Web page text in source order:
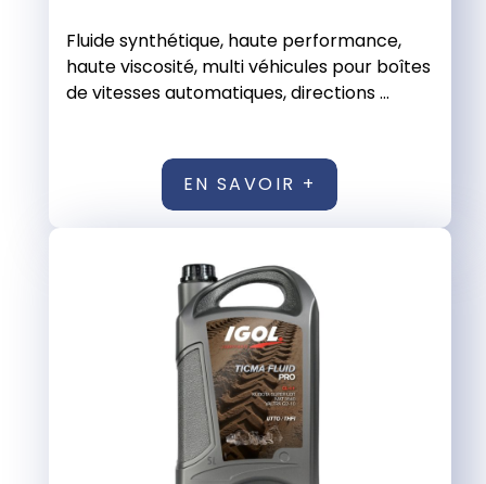
Fluide synthétique, haute performance,
haute viscosité, multi véhicules pour boîtes
de vitesses automatiques, directions ...
EN SAVOIR +